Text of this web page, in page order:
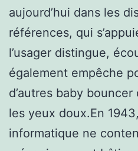
aujourd’hui dans les
références, qui
l’usager distingue,
également empêche
d’autres baby
les yeux doux.En
informatique ne